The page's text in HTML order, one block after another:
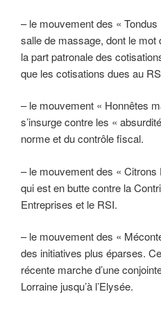
– le mouvement des «
salle de massage, dont le mot
la part patronale des
que les cotisations dues au
– le mouvement « Honnêtes
s’insurge contre les «
norme et du contrôle fiscal.
– le mouvement des « Citrons
qui est en butte contre la
Entreprises et le RSI.
– le mouvement des «
des initiatives plus éparses.
récente marche d’une
Lorraine jusqu’à l’Elysée.